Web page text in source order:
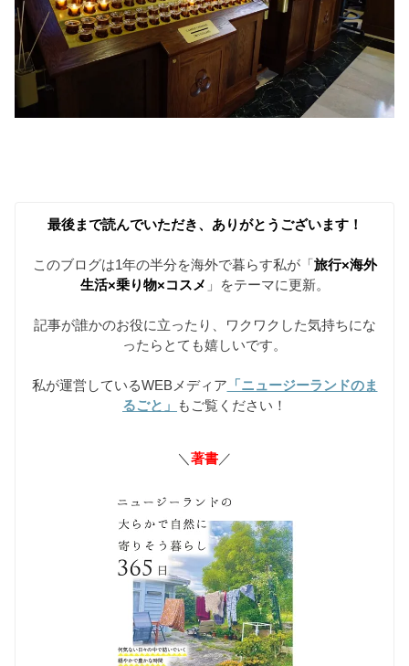
最後まで読んでいただき、ありがとうございます！
このブログは1年の半分を海外で暮らす私が「 旅行×海外
生活×乗り物×コスメ 」をテーマに更新。
記事が誰かのお役に立ったり、ワクワクした気持ちにな
ったらとても嬉しいです。
私が運営しているWEBメディア 「ニュージーランドのま
るごと」
もご覧ください！
＼ 著書／